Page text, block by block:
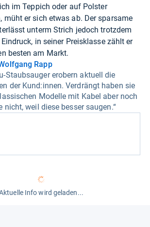
im Teppich oder auf Polster
müht er sich etwas ab. Der sparsame
unterm Strich jedoch trotzdem
in seiner Preisklasse zählt er
besten am Markt.
Rapp
Staubsauger erobern aktuell die
der Kund:innen. Verdrängt haben sie
Modelle mit Kabel aber noch
nicht, weil diese besser saugen.“
Info wird geladen...